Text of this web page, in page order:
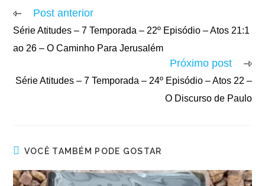
Post anterior
Série Atitudes – 7 Temporada – 22º Episódio – Atos 21:1
ao 26 – O Caminho Para Jerusalém
Próximo post
Série Atitudes – 7 Temporada – 24º Episódio – Atos 22 –
O Discurso de Paulo
VOCÊ TAMBÉM PODE GOSTAR